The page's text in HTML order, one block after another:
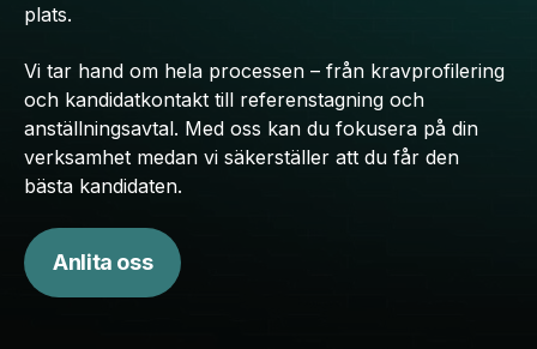
plats.
Vi tar hand om hela processen – från kravprofilering
och kandidatkontakt till referenstagning och
anställningsavtal. Med oss kan du fokusera på din
verksamhet medan vi säkerställer att du får den
bästa kandidaten.
Anlita oss